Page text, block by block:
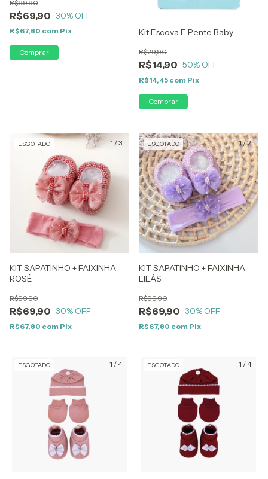
R$69,90
R$99,90
30% OFF
R$67,80 com Pix Kit Escova E Pente Baby
R$14,90
R$29,90
50% OFF
R$14,45 com Pix
1 /3
ESGOTADO
KIT SAPATINHO + FAIXINHA
ROSÉ
R$69,90
R$99,90
30% OFF
R$67,80 com Pix
1/2
ESGOTADO
KIT SAPATINHO + FAIXINHA
LILÁS
R$69,90
R$99,90
30% OFF
R$67,80 com Pix
1 /4
ESGOTADO 1 /4
ESGOTADO